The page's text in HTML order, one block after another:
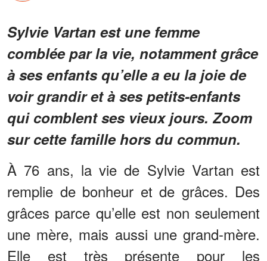
Sylvie Vartan est une femme
comblée par la vie, notamment grâce
à ses enfants qu’elle a eu la joie de
voir grandir et à ses petits-enfants
qui comblent ses vieux jours. Zoom
sur cette famille hors du commun.
À 76 ans, la vie de Sylvie Vartan est
remplie de bonheur et de grâces. Des
grâces parce qu’elle est non seulement
une mère, mais aussi une grand-mère.
Elle est très présente pour les